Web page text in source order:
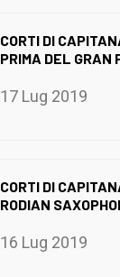
CORTI DI
PRIMA DEL GRAN
17 Lug 2019
CORTI DI
RODIAN
16 Lug 2019